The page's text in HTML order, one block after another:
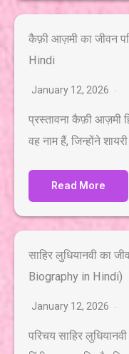
कैफ़ी आज़मी का जीवन
Hindi
January 12, 2026
प्रस्तावना कैफ़ी आज़मी
वह नाम हैं, जिन्होंने
Read More
साहिर लुधियानवी का
Biography in Hindi)
January 12, 2026
परिचय साहिर